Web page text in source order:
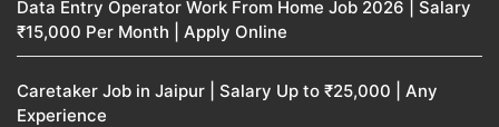
Data Entry Operator Work From Home Job 2026 | Salary
₹15,000 Per Month | Apply Online
Caretaker Job in Jaipur | Salary Up to ₹25,000 | Any
Experience